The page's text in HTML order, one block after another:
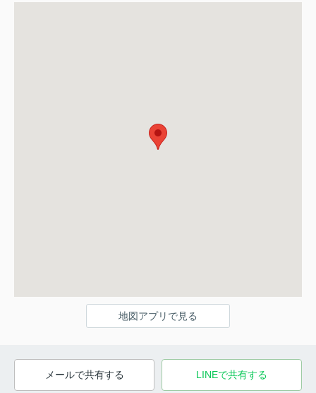
地図アプリで見る
メールで共有する LINEで共有する